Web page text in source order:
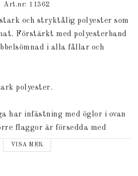
Art.nr: 11362
och stryktålig polyester som
Förstärkt med polyesterband
i alla fållar och
polyester.
har infästning med öglor i ovan
flaggor är försedda med
VISA MER